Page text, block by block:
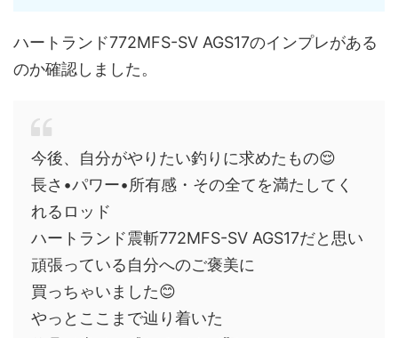
ハートランド772MFS-SV AGS17のインプレがある
のか確認しました。
今後、自分がやりたい釣りに求めたもの😌
長さ•パワー•所有感・その全てを満たしてく
れるロッド
ハートランド震斬772MFS-SV AGS17だと思い
頑張っている自分へのご褒美に
買っちゃいました😊
やっとここまで辿り着いた